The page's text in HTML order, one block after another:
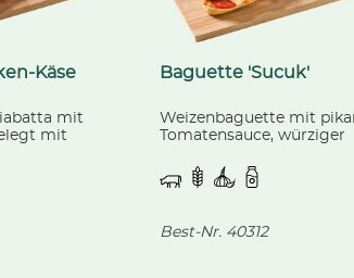
Käse
mit
mit
Baguette 'Sucuk'
Weizenbaguette mit
Tomatensauce, würziger
türkischer Art und Gouda-
Käse.
Best-Nr. 40312